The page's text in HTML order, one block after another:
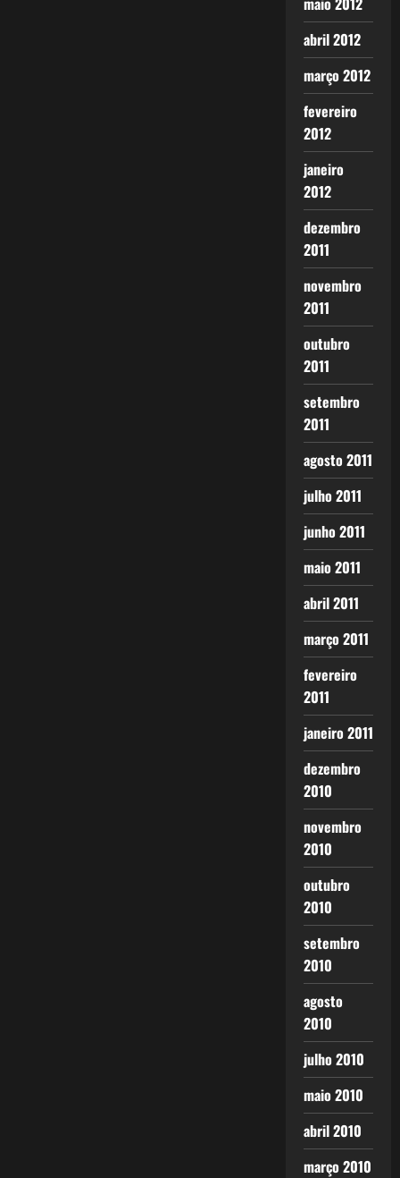
abril 2012
março 2012
fevereiro
2012
janeiro
2012
dezembro
2011
novembro
2011
outubro
2011
setembro
2011
agosto 2011
julho 2011
junho 2011
maio 2011
abril 2011
março 2011
fevereiro
2011
janeiro 2011
dezembro
2010
novembro
2010
outubro
2010
setembro
2010
agosto
2010
julho 2010
maio 2010
abril 2010
março 2010